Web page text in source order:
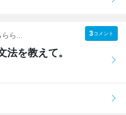
ら... 3コメント
法を教えて。